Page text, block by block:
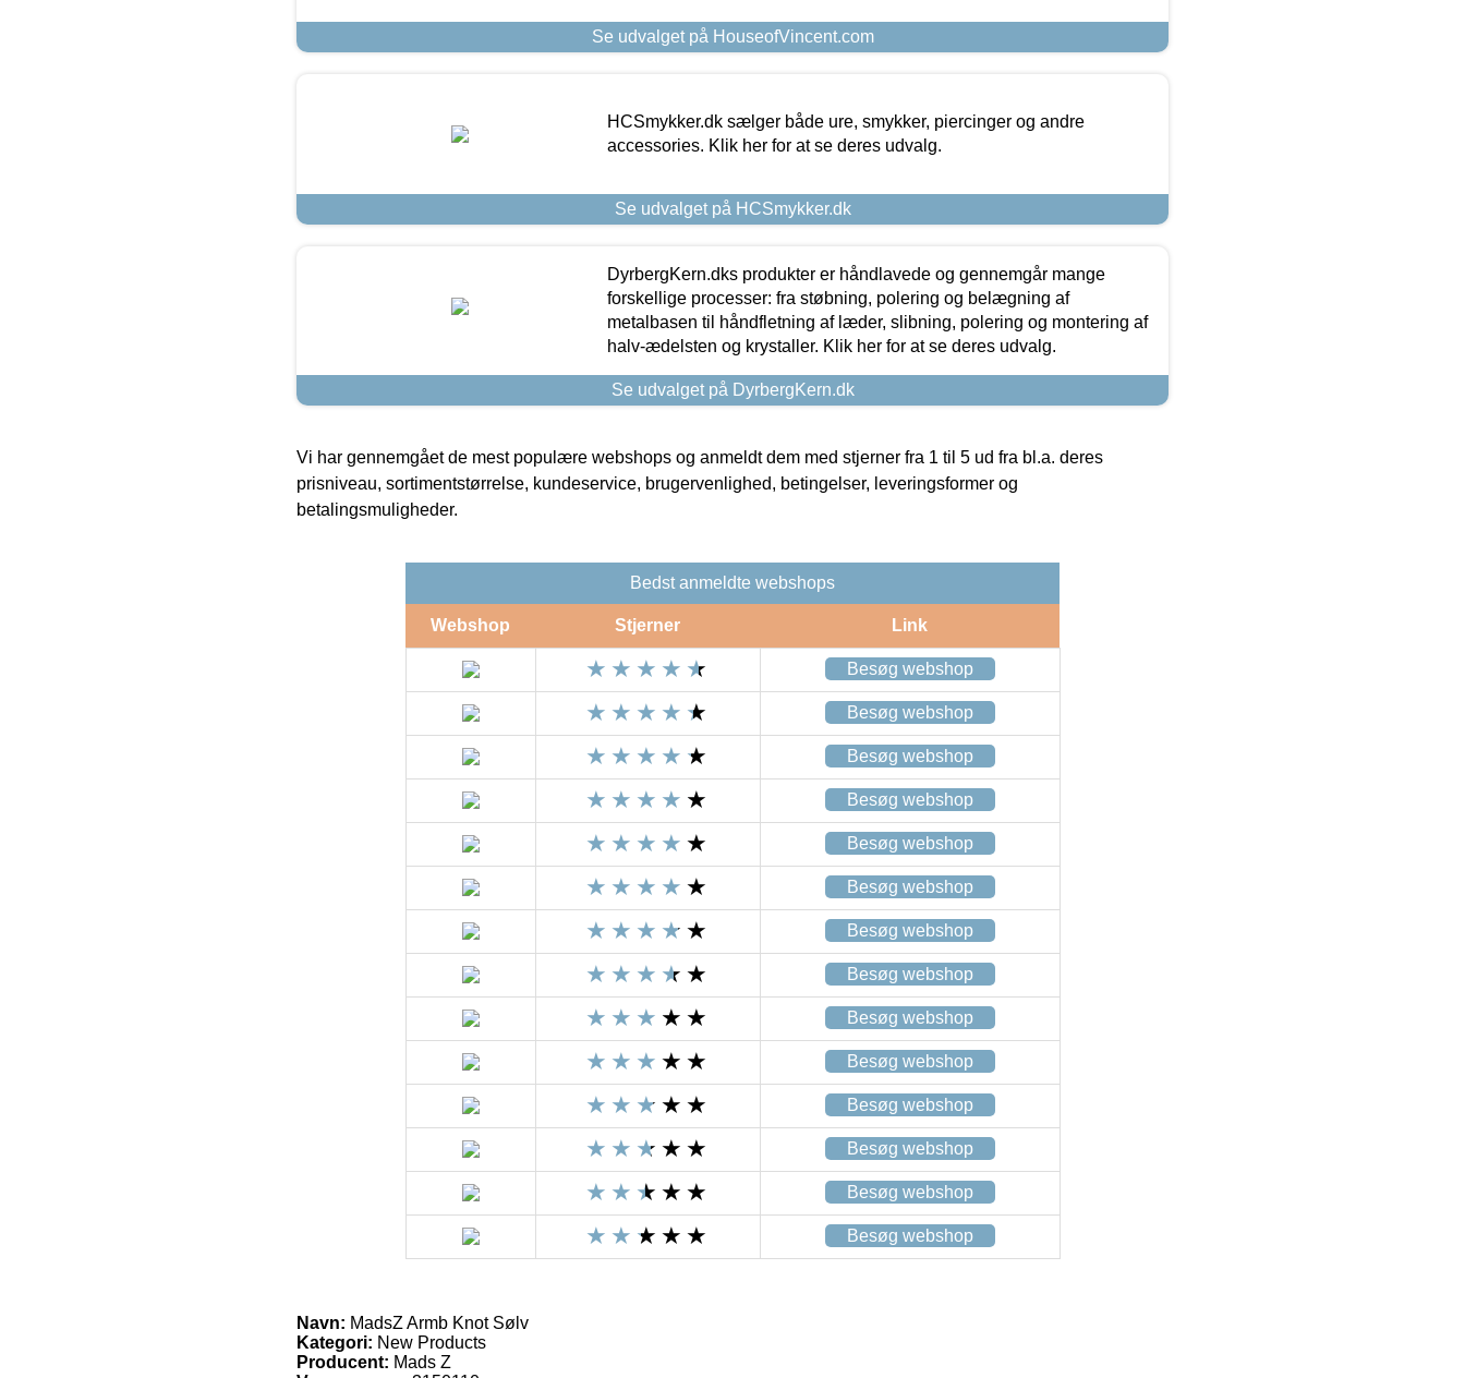
Se udvalget på HouseofVincent.com
HCSmykker.dk sælger både ure, smykker, piercinger og andre
accessories. Klik her for at se deres udvalg.
Se udvalget på HCSmykker.dk
DyrbergKern.dks produkter er håndlavede og gennemgår mange
forskellige processer: fra støbning, polering og belægning af
metalbasen til håndfletning af læder, slibning, polering og montering af
halv-ædelsten og krystaller. Klik her for at se deres udvalg.
Se udvalget på DyrbergKern.dk
Vi har gennemgået de mest populære webshops og anmeldt dem med stjerner fra 1 til 5 ud fra bl.a. deres
prisniveau, sortimentstørrelse, kundeservice, brugervenlighed, betingelser, leveringsformer og
betalingsmuligheder.
Bedst anmeldte webshops
Webshop Stjerner Link
Besøg webshop
Besøg webshop
Besøg webshop
Besøg webshop
Besøg webshop
Besøg webshop
Besøg webshop
Besøg webshop
Besøg webshop
Besøg webshop
Besøg webshop
Besøg webshop
Besøg webshop
Besøg webshop
Navn: MadsZ Armb Knot Sølv
Kategori: New Products
Producent: Mads Z